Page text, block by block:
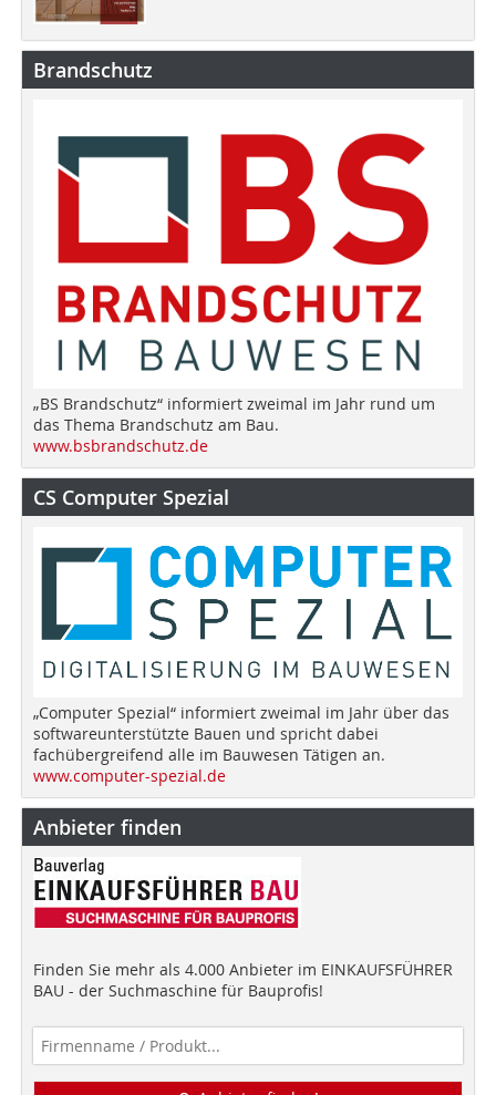
Brandschutz
„BS Brandschutz“ informiert zweimal im Jahr rund um
das Thema Brandschutz am Bau.
www.bsbrandschutz.de
CS Computer Spezial
„Computer Spezial“ informiert zweimal im Jahr über das
softwareunterstützte Bauen und spricht dabei
fachübergreifend alle im Bauwesen Tätigen an.
www.computer-spezial.de
Anbieter finden
Finden Sie mehr als 4.000 Anbieter im EINKAUFSFÜHRER
BAU - der Suchmaschine für Bauprofis!